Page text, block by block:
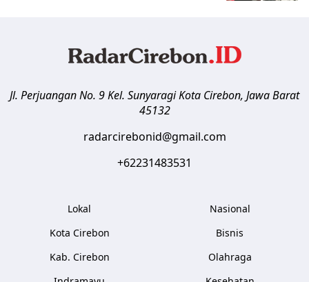
Jl. Perjuangan No. 9 Kel. SunyaragiKota Cirebon, Jawa Barat
45132
radarcirebonid@gmail.com
+62231483531
Lokal
Kota Cirebon
Kab. Cirebon
Nasional
Bisnis
Olahraga